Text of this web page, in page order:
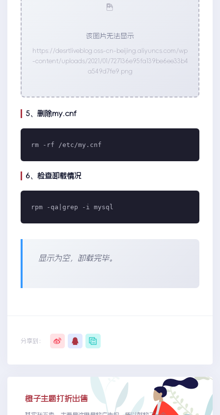
该图片无法显示
https://desrtliveblog.oss-cn-beijing.aliyuncs.com/wp
-content/uploads/2021/01/727136e95fa139be6ee33b4
a549d7fe9.png
5、删除my.cnf
6、检查卸载情况
显示为空，卸载完毕。
分享到：
橙子主题打折出售